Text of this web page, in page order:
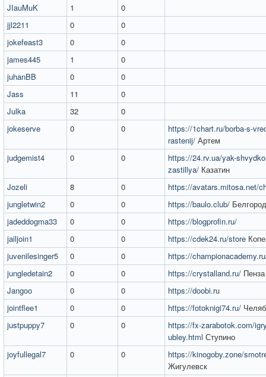
JIauMuK
1
0
jjl2211
0
0
jokefeast3
0
0
james445
1
0
juhanBB
0
0
Jass
11
0
Julka
32
0
jokeserve
0 0
https://1chart.ru/borba-s-
rastenij/ Артем
judgemist4
0 0
https://24.rv.ua/yak-
zastillya/ Казатин
Jozeli
8 0
https://avatars.mitosa.net/
jungletwin2
0 0 https://baulo.club/ Белгород
jadeddogma33
0 0
https://blogprofin.ru/
jailjoin1
0 0 https://cdek24.ru/store
juvenilesinger5
0 0
https://
jungledetain2
0 0 https://crystalland.ru/ Пенза
Jangoo
0 0
https://doobi.ru
jointflee1
0 0 https://fotoknigi74.ru/
justpuppy7
0 0
https://fx-zarabotok.com/
ubley.html Ступино
joyfullegal7
0 0
https://kinogoby.zone/
Жигулевск